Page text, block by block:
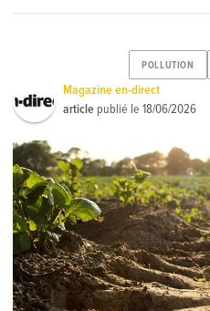
POLLUTION
Magazine en-direct
article publié le18/06/2026